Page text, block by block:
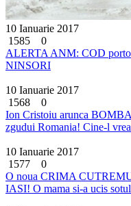
10 Ianuarie 2017
1585
0
ALERTA ANM: COD
NINSORI
10 Ianuarie 2017
1568
0
Ion Cristoiu arunca
zgudui Romania! Cine-l
10 Ianuarie 2017
1577
0
O noua CRIMA
IASI! O mama si-a ucis